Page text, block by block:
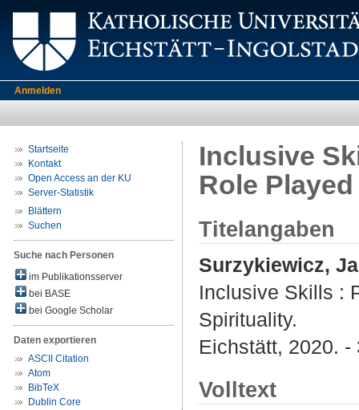
Anmelden
Startseite
Kontakt
Open Access an der KU
Server-Statistik
Blättern
Suchen
Suche nach Personen
im Publikationsserver
bei BASE
bei Google Scholar
Daten exportieren
ASCII Citation
Atom
BibTeX
Dublin Core
Inclusive
Role
Titelangaben
Surzykiewicz,
Inclusive Skills :
Spirituality.
Eichstätt, 2020. -
Volltext